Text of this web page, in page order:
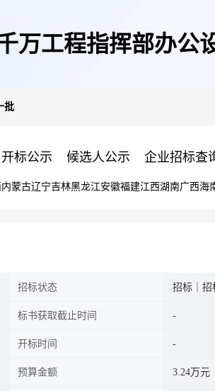
万工程指挥部办公
批
开标公示 候选人公示 企业招标查
内蒙古辽宁吉林黑龙江安徽福建江西湖南广西海
招标状态 招标｜招
标书获取截止时间
开标时间
预算金额 3.24万元